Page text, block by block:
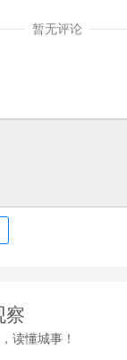
暂无评论
察
读懂城事！